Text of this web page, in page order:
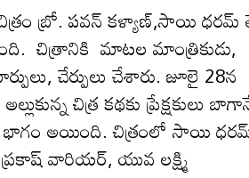
బ్రో. ప‌వ‌న్ క‌ళ్యాణ్‌,సాయి ధ‌ర‌మ్
చిత్రానికి మాటల మాంత్రికుడు,
చేర్పులు చేశారు. జూలై 28న
చిత్ర క‌థ‌కు ప్రేక్ష‌కులు
భాగం అయింది. చిత్రంలో సాయి
వారియర్, యువ లక్ష్మి